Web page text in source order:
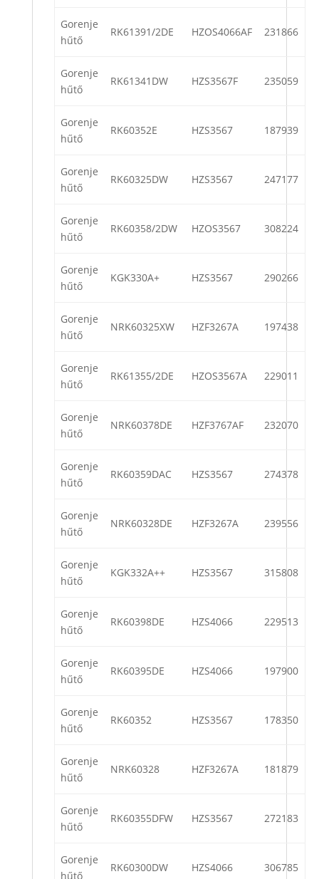
Gorenje
hűtő
RK61391/2DE HZOS4066AF 231866
Gorenje
hűtő
RK61341DW HZS3567F 235059
Gorenje
hűtő
RK60352E HZS3567 187939
Gorenje
hűtő
RK60325DW HZS3567 247177
Gorenje
hűtő
RK60358/2DW HZOS3567 308224
Gorenje
hűtő
KGK330A+ HZS3567 290266
Gorenje
hűtő
NRK60325XW HZF3267A 197438
Gorenje
hűtő
RK61355/2DE HZOS3567A 229011
Gorenje
hűtő
NRK60378DE HZF3767AF 232070
Gorenje
hűtő
RK60359DAC HZS3567 274378
Gorenje
hűtő
NRK60328DE HZF3267A 239556
Gorenje
hűtő
KGK332A++ HZS3567 315808
Gorenje
hűtő
RK60398DE HZS4066 229513
Gorenje
hűtő
RK60395DE HZS4066 197900
Gorenje
hűtő
RK60352 HZS3567 178350
Gorenje
hűtő
NRK60328 HZF3267A 181879
Gorenje
hűtő
RK60355DFW HZS3567 272183
Gorenje
hűtő
RK60300DW HZS4066 306785